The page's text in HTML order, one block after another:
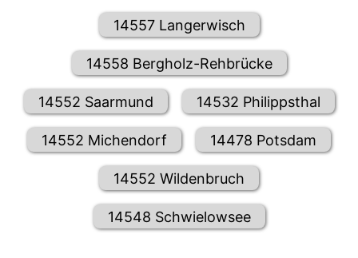
14557 Langerwisch
14558 Bergholz-Rehbrücke
14552 Saarmund 14532 Philippsthal
14552 Michendorf 14478 Potsdam
14552 Wildenbruch
14548 Schwielowsee